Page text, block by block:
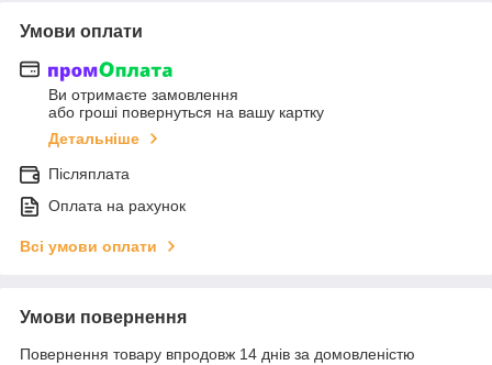
Умови оплати
Ви отримаєте замовлення
або гроші повернуться на вашу картку
Детальніше
Післяплата
Оплата на рахунок
Всі умови оплати
Умови повернення
Повернення товару впродовж 14 днів за домовленістю